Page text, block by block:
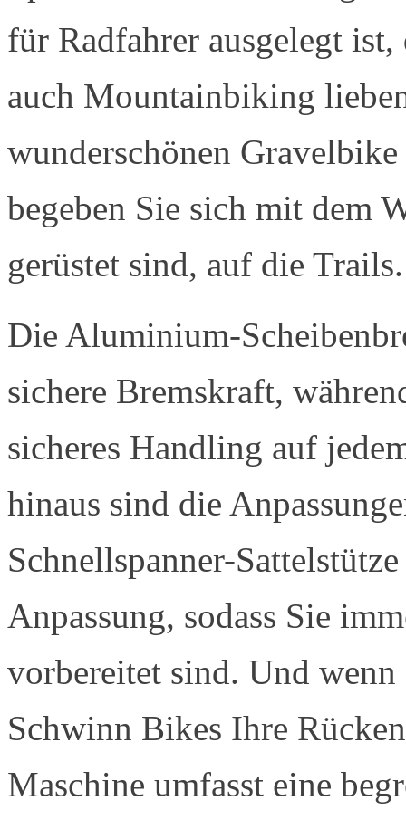
für Radfahrer ausgelegt
auch Mountainbiking
wunderschönen
begeben Sie sich mit dem
gerüstet sind, auf die Trails.
Die Aluminium-
sichere Bremskraft,
sicheres Handling auf
hinaus sind die
Schnellspanner-
Anpassung, sodass Sie
vorbereitet sind. Und
Schwinn Bikes Ihre
Maschine umfasst eine